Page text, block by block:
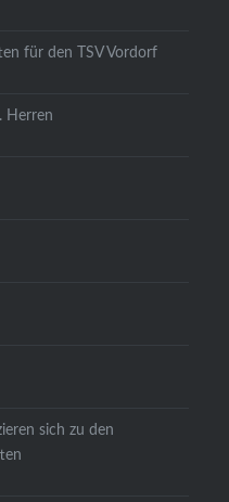
für den TSV Vordorf
Herren
sich zu den